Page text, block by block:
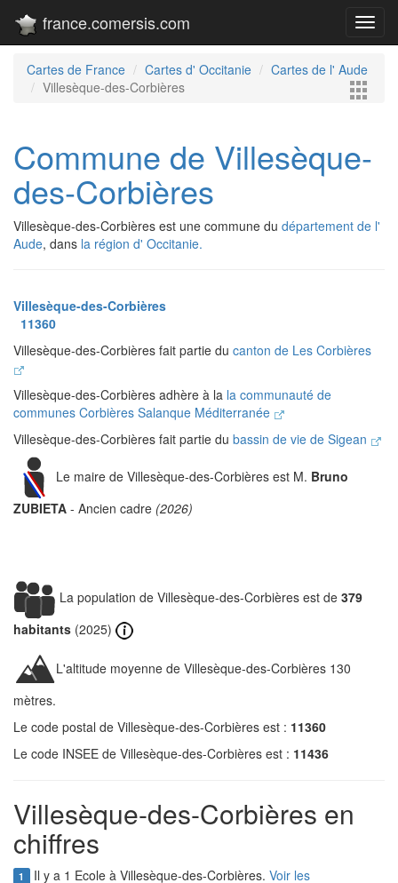
france.comersis.com
Cartes de France Cartes d' Occitanie
Cartes de l' Aude
Villesèque-des-Corbières
Commune de Villesèque-
des-Corbières
Villesèque-des-Corbières est une commune du département de l'
Aude, dans la région d' Occitanie.
Villesèque-des-Corbières
11360
Villesèque-des-Corbières fait partie du canton de Les Corbières
Villesèque-des-Corbières adhère à la la communauté de
communes Corbières Salanque Méditerranée
Villesèque-des-Corbières fait partie du bassin de vie de Sigean
Le maire de Villesèque-des-Corbières est M. Bruno
ZUBIETA - Ancien cadre (2026)
La population de Villesèque-des-Corbières est de 379
habitants (2025)
L'altitude moyenne de Villesèque-des-Corbières 130
mètres.
Le code postal de Villesèque-des-Corbières est : 11360
Le code INSEE de Villesèque-des-Corbières est : 11436
Villesèque-des-Corbières en
chiffres
1 Il y a 1 Ecole à Villesèque-des-Corbières. Voir les